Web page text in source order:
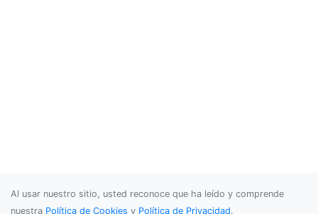
Al usar nuestro sitio, usted reconoce que ha leído y comprende
nuestra Política de Cookies y Política de Privacidad.